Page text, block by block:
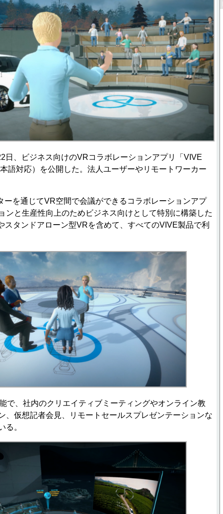
、ビジネス向けのVRコラボレーションアプリ「VIVE
語対応）を公開した。法人ユーザーやリモートワーカー
を通じてVR空間で会議ができるコラボレーションアプ
ンと生産性向上のためビジネス向けとして特別に構築した
スタンドアローン型VRを含めて、すべてのVIVE製品で利
で、社内のクリエイティブミーティングやオンライン教
、仮想記者会見、リモートセールスプレゼンテーションな
る。